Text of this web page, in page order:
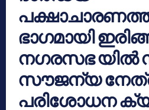
ഭാഗമായി
നഗരസഭ യിൽ
സൗജന്യ
പരിശോധന